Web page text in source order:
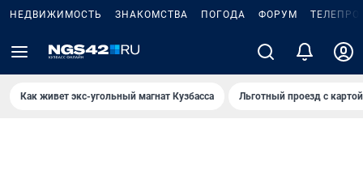
НЕДВИЖИМОСТЬ ЗНАКОМСТВА ПОГОДА ФОРУМ
Как живет экс-угольный магнат Кузбасса Льготный проезд с